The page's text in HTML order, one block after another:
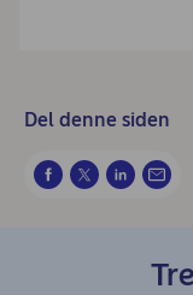
Del denne siden